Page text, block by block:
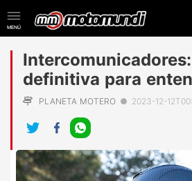
MENÚ
definitiva para
PLANETA MOTERO ● 2023-12-